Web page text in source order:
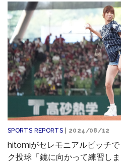
SPORTS REPORTS | 2024/08/12
hitomiがセレモニアルピッチ
ク投球「鏡に向かって練習しま